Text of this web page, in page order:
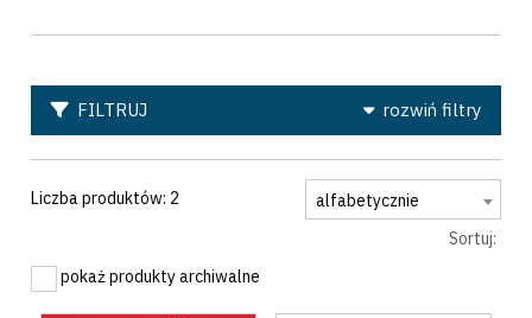
FILTRUJ rozwiń filtry
Liczba produktów: 2
alfabetycznie
Sortuj:
pokaż produkty archiwalne